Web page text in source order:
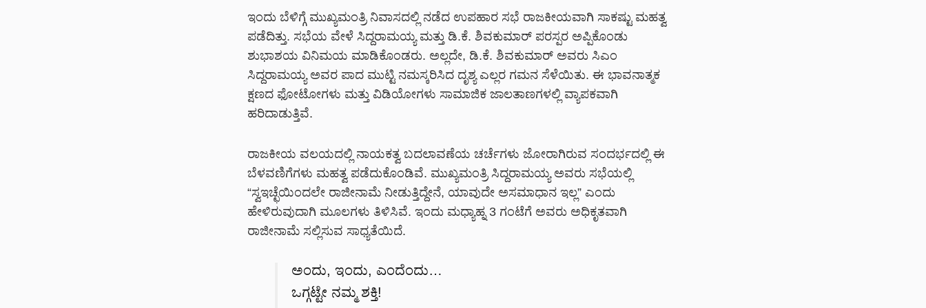
ಇಂದು ಬೆಳಿಗ್ಗೆ ಮುಖ್ಯಮಂತ್ರಿ ನಿವಾಸದಲ್ಲಿ ನಡೆದ ಉಪಹಾರ ಸಭೆ ರಾಜಕೀಯವಾಗಿ ಸಾಕಷ್ಟು ಮಹತ್ವ
ಪಡೆದಿತ್ತು. ಸಭೆಯ ವೇಳೆ ಸಿದ್ದರಾಮಯ್ಯ ಮತ್ತು ಡಿ.ಕೆ. ಶಿವಕುಮಾರ್ ಪರಸ್ಪರ ಅಪ್ಪಿಕೊಂಡು
ಶುಭಾಶಯ ವಿನಿಮಯ ಮಾಡಿಕೊಂಡರು. ಅಲ್ಲದೇ, ಡಿ.ಕೆ. ಶಿವಕುಮಾರ್ ಅವರು ಸಿಎಂ
ಸಿದ್ದರಾಮಯ್ಯ ಅವರ ಪಾದ ಮುಟ್ಟಿ ನಮಸ್ಕರಿಸಿದ ದೃಶ್ಯ ಎಲ್ಲರ ಗಮನ ಸೆಳೆಯಿತು. ಈ ಭಾವನಾತ್ಮಕ
ಕ್ಷಣದ ಫೋಟೋಗಳು ಮತ್ತು ವಿಡಿಯೋಗಳು ಸಾಮಾಜಿಕ ಜಾಲತಾಣಗಳಲ್ಲಿ ವ್ಯಾಪಕವಾಗಿ
ಹರಿದಾಡುತ್ತಿವೆ.
ರಾಜಕೀಯ ವಲಯದಲ್ಲಿ ನಾಯಕತ್ವ ಬದಲಾವಣೆಯ ಚರ್ಚೆಗಳು ಜೋರಾಗಿರುವ ಸಂದರ್ಭದಲ್ಲಿ ಈ
ಬೆಳವಣಿಗೆಗಳು ಮಹತ್ವ ಪಡೆದುಕೊಂಡಿವೆ. ಮುಖ್ಯಮಂತ್ರಿ ಸಿದ್ದರಾಮಯ್ಯ ಅವರು ಸಭೆಯಲ್ಲಿ
“ಸ್ವಇಚ್ಛೆಯಿಂದಲೇ ರಾಜೀನಾಮೆ ನೀಡುತ್ತಿದ್ದೇನೆ, ಯಾವುದೇ ಅಸಮಾಧಾನ ಇಲ್ಲ” ಎಂದು
ಹೇಳಿರುವುದಾಗಿ ಮೂಲಗಳು ತಿಳಿಸಿವೆ. ಇಂದು ಮಧ್ಯಾಹ್ನ 3 ಗಂಟೆಗೆ ಅವರು ಅಧಿಕೃತವಾಗಿ
ರಾಜೀನಾಮೆ ಸಲ್ಲಿಸುವ ಸಾಧ್ಯತೆಯಿದೆ.
ಅಂದು, ಇಂದು, ಎಂದೆಂದು…
ಒಗ್ಗಟ್ಟೇ ನಮ್ಮ ಶಕ್ತಿ!